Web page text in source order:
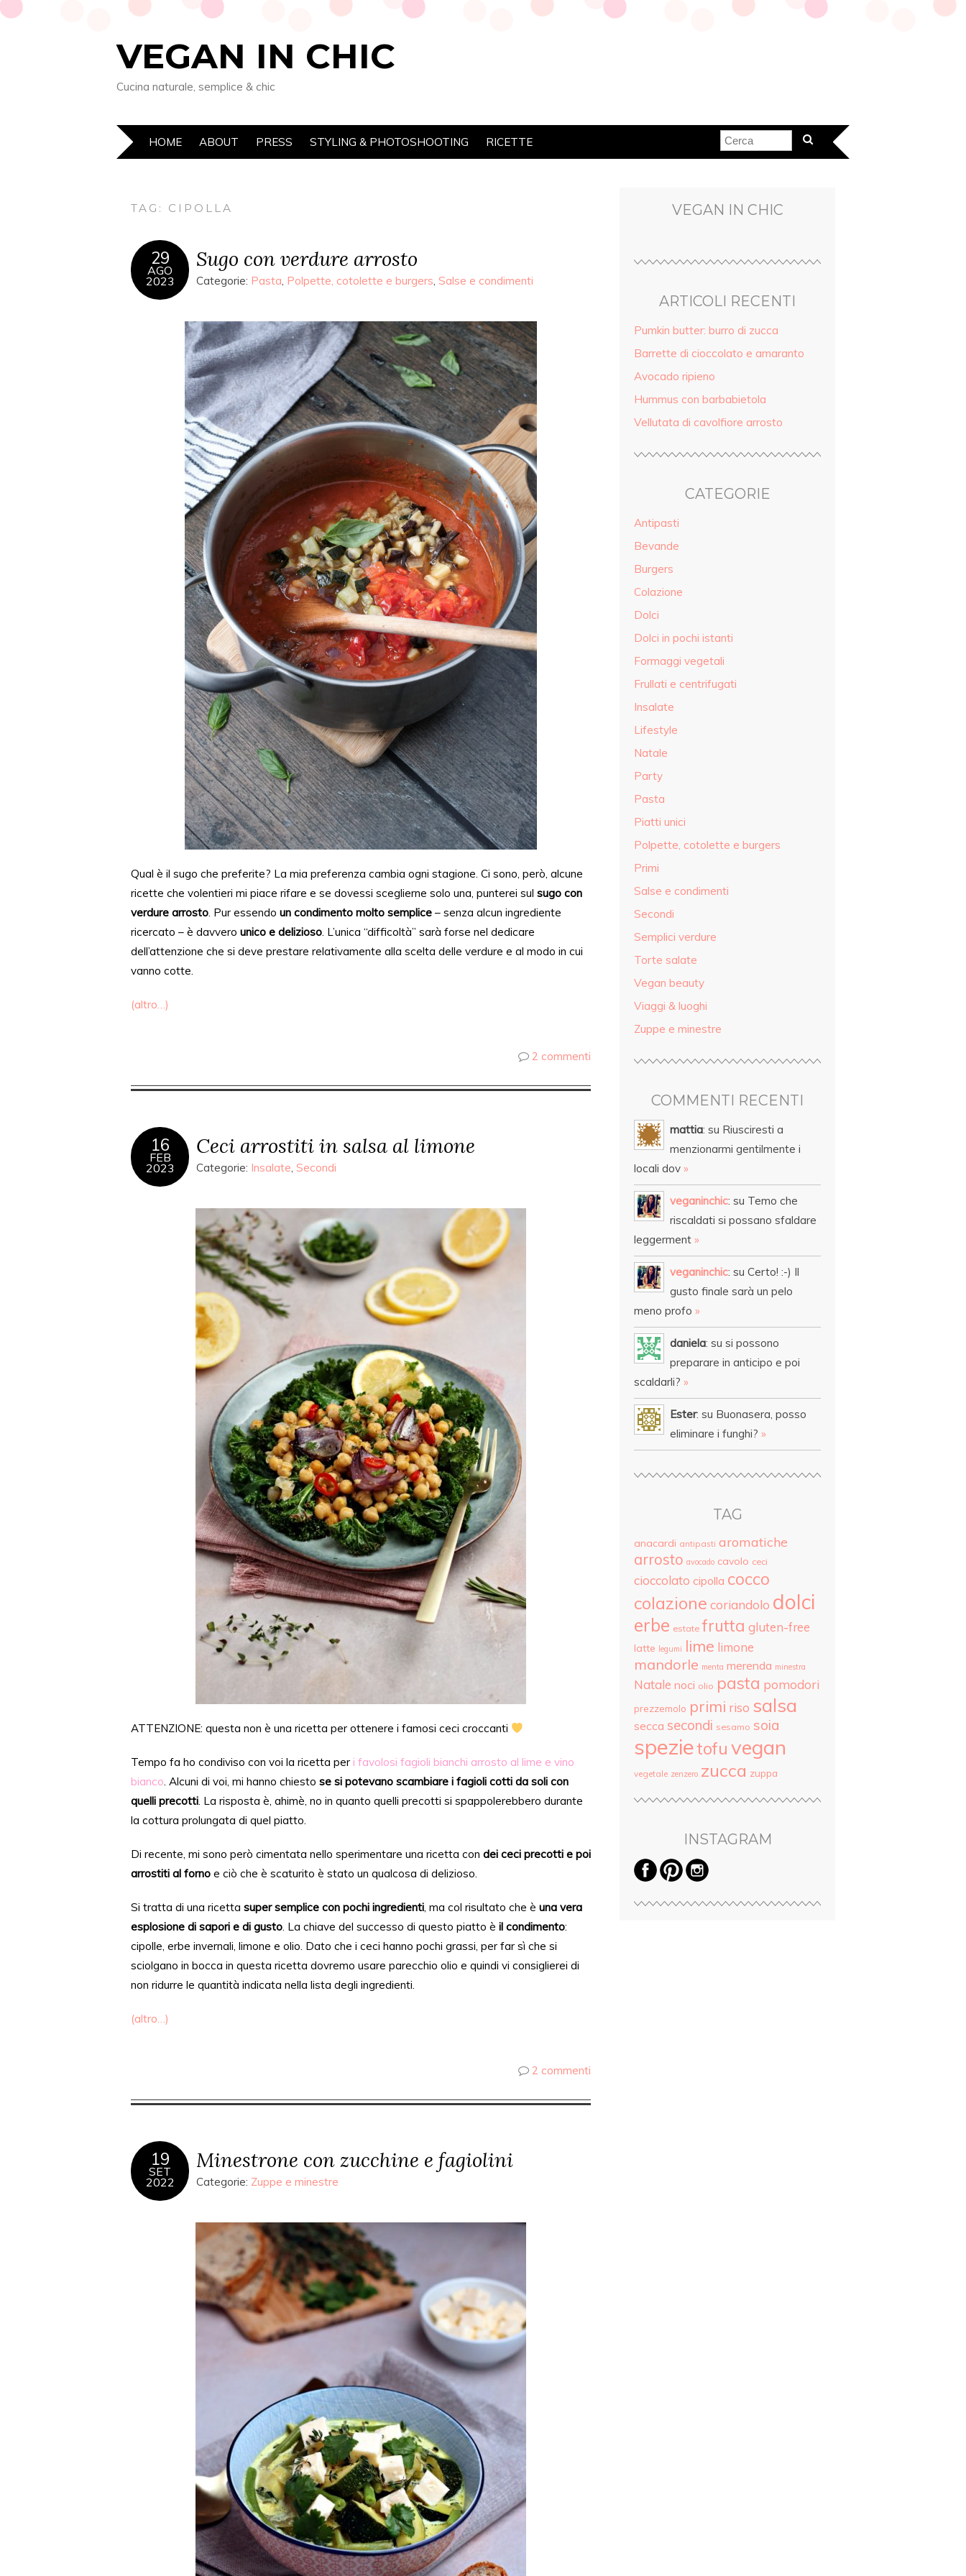
VEGAN IN CHIC
Cucina naturale, semplice & chic
HOME ABOUT PRESS STYLING & PHOTOSHOOTING RICETTE
TAG: CIPOLLA
29
AGO
2023
Sugo con verdure arrosto
Categorie: Pasta, Polpette, cotolette e burgers, Salse e condimenti
Qual è il sugo che preferite? La mia preferenza cambia ogni stagione. Ci sono, però, alcune
ricette che volentieri mi piace rifare e se dovessi sceglierne solo una, punterei sul sugo con
verdure arrosto. Pur essendo un condimento molto semplice – senza alcun ingrediente
ricercato – è davvero unico e delizioso. L’unica “difficoltà” sarà forse nel dedicare
dell’attenzione che si deve prestare relativamente alla scelta delle verdure e al modo in cui
vanno cotte.
(altro…)
2 commenti
16
FEB
2023
Ceci arrostiti in salsa al limone
Categorie: Insalate, Secondi
ATTENZIONE: questa non è una ricetta per ottenere i famosi ceci croccanti
Tempo fa ho condiviso con voi la ricetta per i favolosi fagioli bianchi arrosto al lime e vino
bianco. Alcuni di voi, mi hanno chiesto se si potevano scambiare i fagioli cotti da soli con
quelli precotti. La risposta è, ahimè, no in quanto quelli precotti si spappolerebbero durante
la cottura prolungata di quel piatto.
Di recente, mi sono però cimentata nello sperimentare una ricetta con dei ceci precotti e poi
arrostiti al forno e ciò che è scaturito è stato un qualcosa di delizioso.
Si tratta di una ricetta super semplice con pochi ingredienti, ma col risultato che è una vera
esplosione di sapori e di gusto. La chiave del successo di questo piatto è il condimento:
cipolle, erbe invernali, limone e olio. Dato che i ceci hanno pochi grassi, per far sì che si
sciolgano in bocca in questa ricetta dovremo usare parecchio olio e quindi vi consiglierei di
non ridurre le quantità indicata nella lista degli ingredienti.
(altro…)
2 commenti
19
SET
2022
Minestrone con zucchine e fagiolini
Categorie: Zuppe e minestre
VEGAN IN CHIC
ARTICOLI RECENTI
Pumkin butter: burro di zucca
Barrette di cioccolato e amaranto
Avocado ripieno
Hummus con barbabietola
Vellutata di cavolfiore arrosto
CATEGORIE
Antipasti
Bevande
Burgers
Colazione
Dolci
Dolci in pochi istanti
Formaggi vegetali
Frullati e centrifugati
Insalate
Lifestyle
Natale
Party
Pasta
Piatti unici
Polpette, cotolette e burgers
Primi
Salse e condimenti
Secondi
Semplici verdure
Torte salate
Vegan beauty
Viaggi & luoghi
Zuppe e minestre
COMMENTI RECENTI
mattia: su Riusciresti a
menzionarmi gentilmente i
locali dov »
veganinchic: su Temo che
riscaldati si possano sfaldare
leggerment »
veganinchic: su Certo! :-) Il
gusto finale sarà un pelo
meno profo »
daniela: su si possono
preparare in anticipo e poi
scaldarli? »
Ester: su Buonasera, posso
eliminare i funghi? »
TAG
anacardi antipasti aromatiche
arrosto avocado cavolo ceci
cioccolato cipolla cocco
colazione coriandolo dolci
erbe estate frutta gluten-free
latte legumi lime limone
mandorle menta merenda minestra
Natale noci olio pasta pomodori
prezzemolo primi riso salsa
secca secondi sesamo soia
spezietofu vegan
vegetale zenzero zucca zuppa
INSTAGRAM